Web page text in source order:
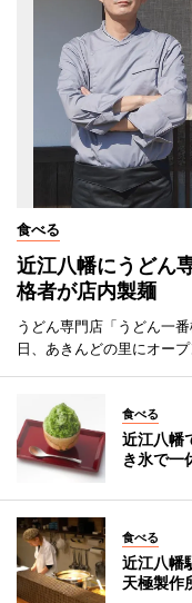
食べる
近江八幡にうどん
格者が店内製麺
うどん専門店「うどん一
日、あきんどの里にオープ
食べる
近江八幡
き氷で一
食べる
近江八幡
天極製作